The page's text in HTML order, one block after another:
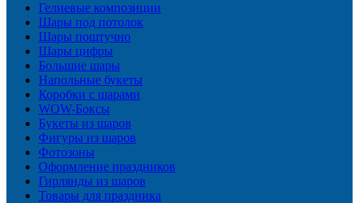
Гелиевые композиции
Шары под потолок
Шары поштучно
Шары цифры
Большие шары
Напольные букеты
Коробки с шарами
WOW-Боксы
Букеты из шаров
Фигуры из шаров
Фотозоны
Оформление праздников
Гирлянды из шаров
Товары для праздника